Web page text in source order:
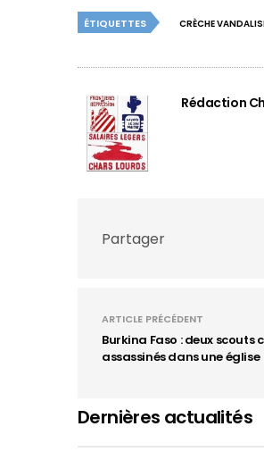
ÉTIQUETTES CRÈCHE
Rédaction
Partager
ARTICLE PRÉCÉDENT
Burkina Faso : deux scouts
assassinés dans une église
Dernières actualités